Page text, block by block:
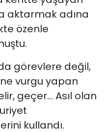
aktarmak adına
özenle
görevlere değil,
vurgu yapan
geçer… Asıl olan
kullandı.